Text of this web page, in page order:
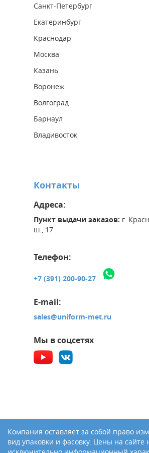
Санкт-Петербург
Екатеринбург
Краснодар
Москва
Казань
Воронеж
Волгоград
Барнаул
Владивосток
Контакты
Адреса:
Пункт выдачи заказов: г.
ш., 17
Телефон:
+7 (391) 200-90-27
E-mail:
sales@uniform-met.ru
Мы в соцсетях
Компания оставляет за собой право
вид упаковки и фасовку. Цены на сайте